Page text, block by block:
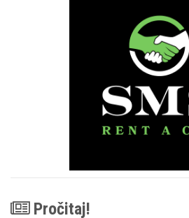
Pročitaj!